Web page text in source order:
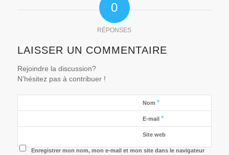
0
RÉPONSES
LAISSER UN COMMENTAIRE
Rejoindre la discussion?
N’hésitez pas à contribuer !
Nom *
E-mail *
Site web
Enregistrer mon nom, mon e-mail et mon site dans le navigateur